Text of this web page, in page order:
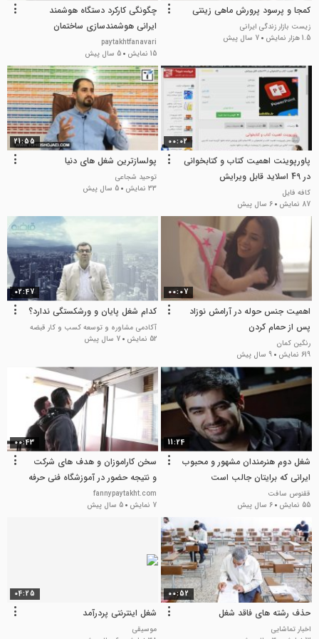
کمجا و پرسود پرورش ماهی زینتی
زیست بازار زندگی ایرانی
1.5 هزار نمایش
7 سال پیش
چگونگی کارکرد دستگاه هوشمند
ایرانی هوشمندسازی ساختمان
paytakhtfanavari
15 نمایش
5 سال پیش
00:02
پاورپوینت اهمیت کتاب و کتابخوانی
در 49 اسلاید قابل ویرایش
کافه فایل
87 نمایش
6 سال پیش
21:55
پولسازترین شغل های دنیا
توحید شجاعی
33 نمایش
5 سال پیش
00:07
اهمیت جنس حوله در آرامش نوزاد
پس از حمام کردن
رنگین کمان
619 نمایش
9 سال پیش
02:47
کدام شغل پایان و ورشکستگی ندارد؟
آکادمی مشاوره و توسعه کسب و کار قبضه
52 نمایش
7 سال پیش
11:24
شغل دوم هنرمندان مشهور و محبوب
ایرانی که برایتان جالب است
ققنوس سافت
55 نمایش
6 سال پیش
00:43
سخن کاراموزان و هدف های شرکت
و نتیجه حضور در آموزشگاه فنی حرفه
ای
fannypaytakht.com
7 نمایش
5 سال پیش
00:52
حذف رشته های فاقد شغل
اخبار تماشایی
04:25
شغل اینترنتی پردرآمد
موسیقی